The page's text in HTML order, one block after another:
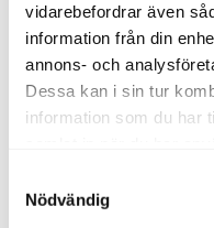
vidarebefordrar även
information från din
annons- och
Dessa kan i sin tur
information som du har
Nödvändig
Relaterade
Lär mer om vanliga
Lär mer om